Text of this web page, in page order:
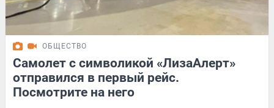
ОБЩЕСТВО
Самолет с символикой «ЛизаАлерт»
отправился в первый рейс.
Посмотрите на него